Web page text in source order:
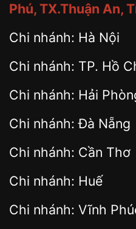
Phú, TX.Thuận An,
Chi nhánh: Hà Nội
Chi nhánh: TP. Hồ
Chi nhánh: Hải
Chi nhánh: Đà Nẵng
Chi nhánh: Cần Thơ
Chi nhánh: Huế
Chi nhánh: Vĩnh